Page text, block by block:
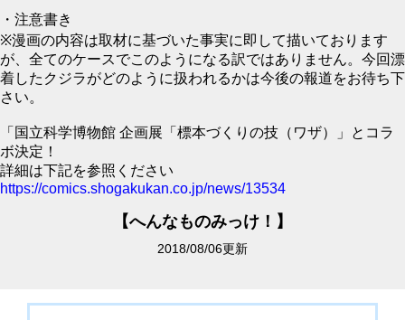
・注意書き
※漫画の内容は取材に基づいた事実に即して描いております
が、全てのケースでこのようになる訳ではありません。今回漂
着したクジラがどのように扱われるかは今後の報道をお待ち下
さい。
「国立科学博物館 企画展「標本づくりの技（ワザ）」とコラ
ボ決定！
詳細は下記を参照ください
https://comics.shogakukan.co.jp/news/13534
【へんなものみっけ！】
2018/08/06更新